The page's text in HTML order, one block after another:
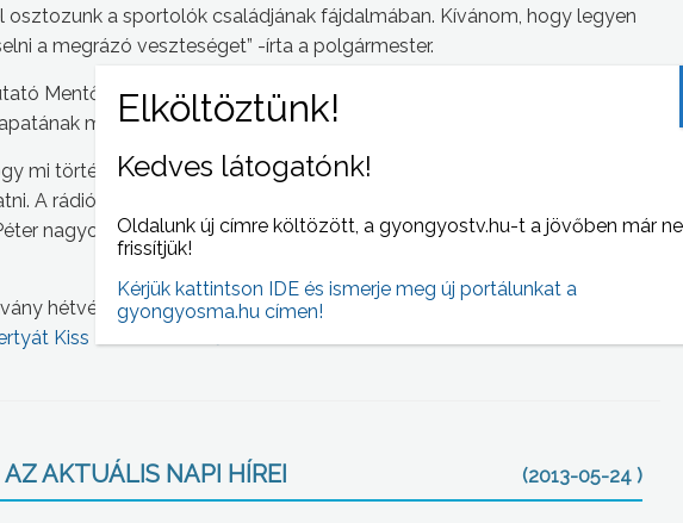
a sportolók családjának fájdalmában. Kívánom, hogy legyen
a megrázó veszteséget” -írta a polgármester.
Mentő Alapítvány vezetője megrendülten fogadta a tragédia hírét.
megbecsült tagja volt.
mi történt a hegyen. Az egyiket Kiss Péternek, a másikat Erőss Zsoltnak
A rádióbeszélgetésekből nyilvánosságra került információk alapján
nagyon hősiesen viselkedett a hegyen” – fogalmazott Klausmann
hétvégén a fő téri nagytemplomnál szervezett megemlékezést, ahol
Kiss Péterért és Erőss Zsoltért.
AZ AKTUÁLIS NAPI HÍREI (2013-05-24 )
Kedves látogatónk!
Oldalunk új címre költözött, a gyongyostv.hu-t a jövőben már
frissítjük!
Kérjük kattintson IDE és ismerje meg új portálunkat a
gyongyosma.hu címen!